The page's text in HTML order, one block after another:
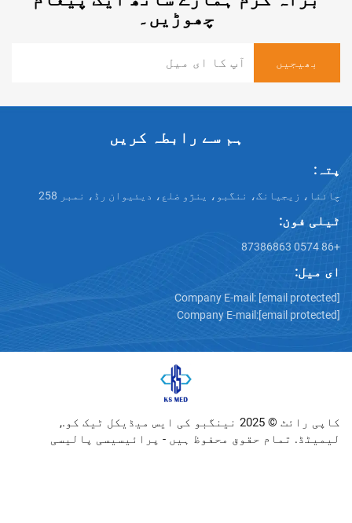
چھوڑیں۔
ہم سے رابطہ کریں
ننگبو، ینژو ضلع، دیئیوان رڈ، نمبر 258
Company E-mail:
Company E-mail:
کاپی رائٹ © 2025 نینگبو کی ایس میڈیکل ٹیک کو.,
حقوق محفوظ ہیں - پرائیسیسی پالیسی